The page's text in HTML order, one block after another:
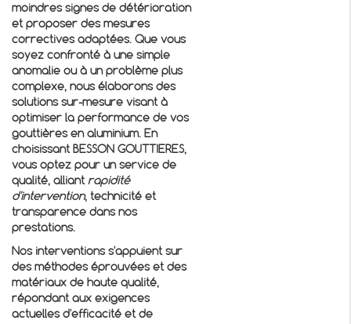
moindres signes de détérioration
et proposer des mesures
correctives adaptées. Que vous
soyez confronté à une simple
anomalie ou à un problème plus
complexe, nous élaborons des
solutions sur-mesure visant à
optimiser la performance de vos
gouttières en aluminium. En
choisissant BESSON GOUTTIERES,
vous optez pour un service de
qualité, alliant rapidité
d'intervention, technicité et
transparence dans nos
prestations.
Nos interventions s'appuient sur
des méthodes éprouvées et des
matériaux de haute qualité,
répondant aux exigences
actuelles d'efficacité et de